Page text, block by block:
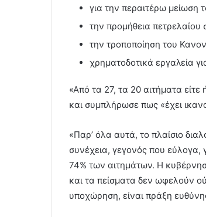
για την περαιτέρω μείωση
την προμήθεια
την τροποποίηση του
χρηματοδοτικά εργαλεία
«Από τα 27, τα 20 αιτήματα είτε
και συμπλήρωσε πως «έχει
«Παρ’ όλα αυτά, το πλαίσιο
συνέχεια, γεγονός που εύλογα,
74% των αιτημάτων. Η
και τα πείσματα δεν ωφελούν
υποχώρηση, είναι πράξη